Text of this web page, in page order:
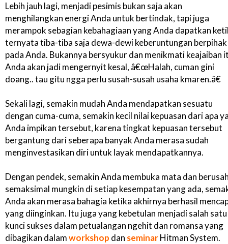
Lebih jauh lagi, menjadi pesimis bukan saja akan
menghilangkan energi Anda untuk bertindak, tapi juga
merampok sebagian kebahagiaan yang Anda dapatkan
ternyata tiba-tiba saja dewa-dewi keberuntungan berpihak
pada Anda. Bukannya bersyukur dan menikmati keajaiban
Anda akan jadi mengernyit kesal, â€œHalah, cuman gini
doang.. tau gitu ngga perlu susah-susah usaha kmaren.â€
Sekali lagi, semakin mudah Anda mendapatkan sesuatu
dengan cuma-cuma, semakin kecil nilai kepuasan dari apa
Anda impikan tersebut, karena tingkat kepuasan tersebut
bergantung dari seberapa banyak Anda merasa sudah
menginvestasikan diri untuk layak mendapatkannya.
Dengan pendek, semakin Anda membuka mata dan
semaksimal mungkin di setiap kesempatan yang ada,
Anda akan merasa bahagia ketika akhirnya berhasil
yang diinginkan. Itu juga yang kebetulan menjadi salah satu
kunci sukses dalam petualangan ngehit dan romansa yang
dibagikan dalamworkshop dan seminarHitman System.